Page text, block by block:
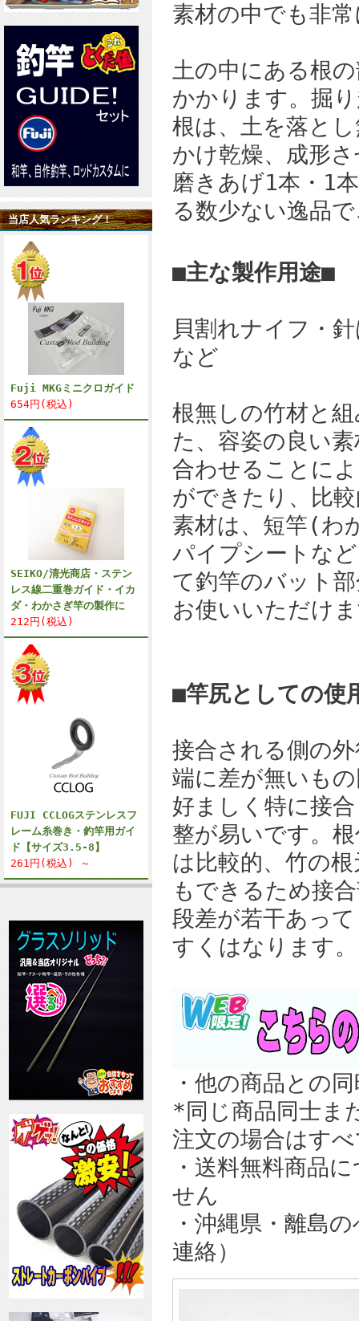
当店人気ランキング！
Fuji MKGミニクロガイド
654円(税込)
SEIKO/清光商店・ステン
レス線二重巻ガイド・イカ
ダ・わかさぎ竿の製作に
212円(税込)
FUJI CCLOGステンレスフ
レーム糸巻き・釣竿用ガイ
ド【サイズ3.5-8】
261円(税込) ～
素材の中でも非
土の中にある根
かかります。掘
根は、土を落と
かけ乾燥、成形
磨きあげ1本・1
る数少ない逸品
■主な製作用途■
貝割れナイフ・
など
根無しの竹材と
た、容姿の良い
合わせることに
ができたり、比
素材は、短竿(わ
パイプシートな
て釣竿のバット
お使いいただけ
■竿尻としての使
接合される側の
端に差が無いも
好ましく特に接
整が易いです。
は比較的、竹の
もできるため接
段差が若干あっ
すくはなります。
・他の商品との
*同じ商品同士ま
注文の場合はす
・送料無料商品
せん
・沖縄県・離島
連絡）